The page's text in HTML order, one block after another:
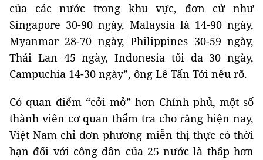
của các nước trong khu vực, đơn cử như
Singapore 30-90 ngày, Malaysia là 14-90 ngày,
Myanmar 28-70 ngày, Philippines 30-59 ngày,
Thái Lan 45 ngày, Indonesia tối đa 30 ngày,
Campuchia 14-30 ngày”, ông Lê Tấn Tới nêu rõ.
Có quan điểm “cởi mở” hơn Chính phủ, một số
thành viên cơ quan thẩm tra cho rằng hiện nay,
Việt Nam chỉ đơn phương miễn thị thực có thời
hạn đối với công dân của 25 nước là thấp hơn